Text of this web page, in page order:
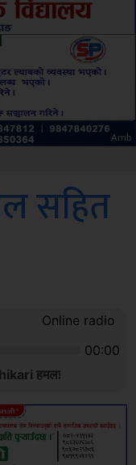
ksbus
सहित